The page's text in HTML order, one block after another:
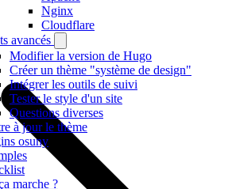
Nginx
Cloudflare
avancés
Modifier la version de Hugo
Créer un thème "système de design"
Intégrer les outils de suivi
Tester le style d'un site
Questions diverses
à jour le thème
osuny
marche ?